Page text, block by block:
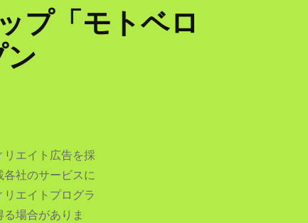
プ「モトベロ
エイト広告を採
社のサービスに
エイトプログラ
場合がありま